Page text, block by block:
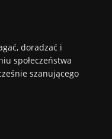
doradzać i
społeczeństwa
szanującego